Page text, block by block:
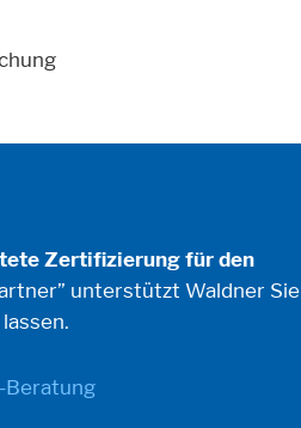
Zertifizierung für den
unterstützt Waldner Sie
Beratung